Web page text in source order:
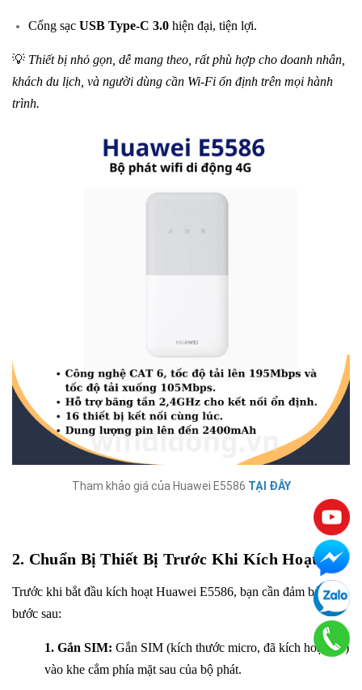
Cổng sạc USB Type-C 3.0 hiện đại, tiện lợi.
💡 Thiết bị nhỏ gọn, dễ mang theo, rất phù hợp cho doanh nhân,
khách du lịch, và người dùng cần Wi-Fi ổn định trên mọi hành
trình.
Tham khảo giá của Huawei E5586 TẠI ĐÂY
2. Chuẩn Bị Thiết Bị Trước Khi Kích Hoạt
Trước khi bắt đầu kích hoạt Huawei E5586, bạn cần đảm bảo các
bước sau:
1. Gắn SIM: Gắn SIM (kích thước micro, đã kích hoạt 4G)
vào khe cắm phía mặt sau của bộ phát.